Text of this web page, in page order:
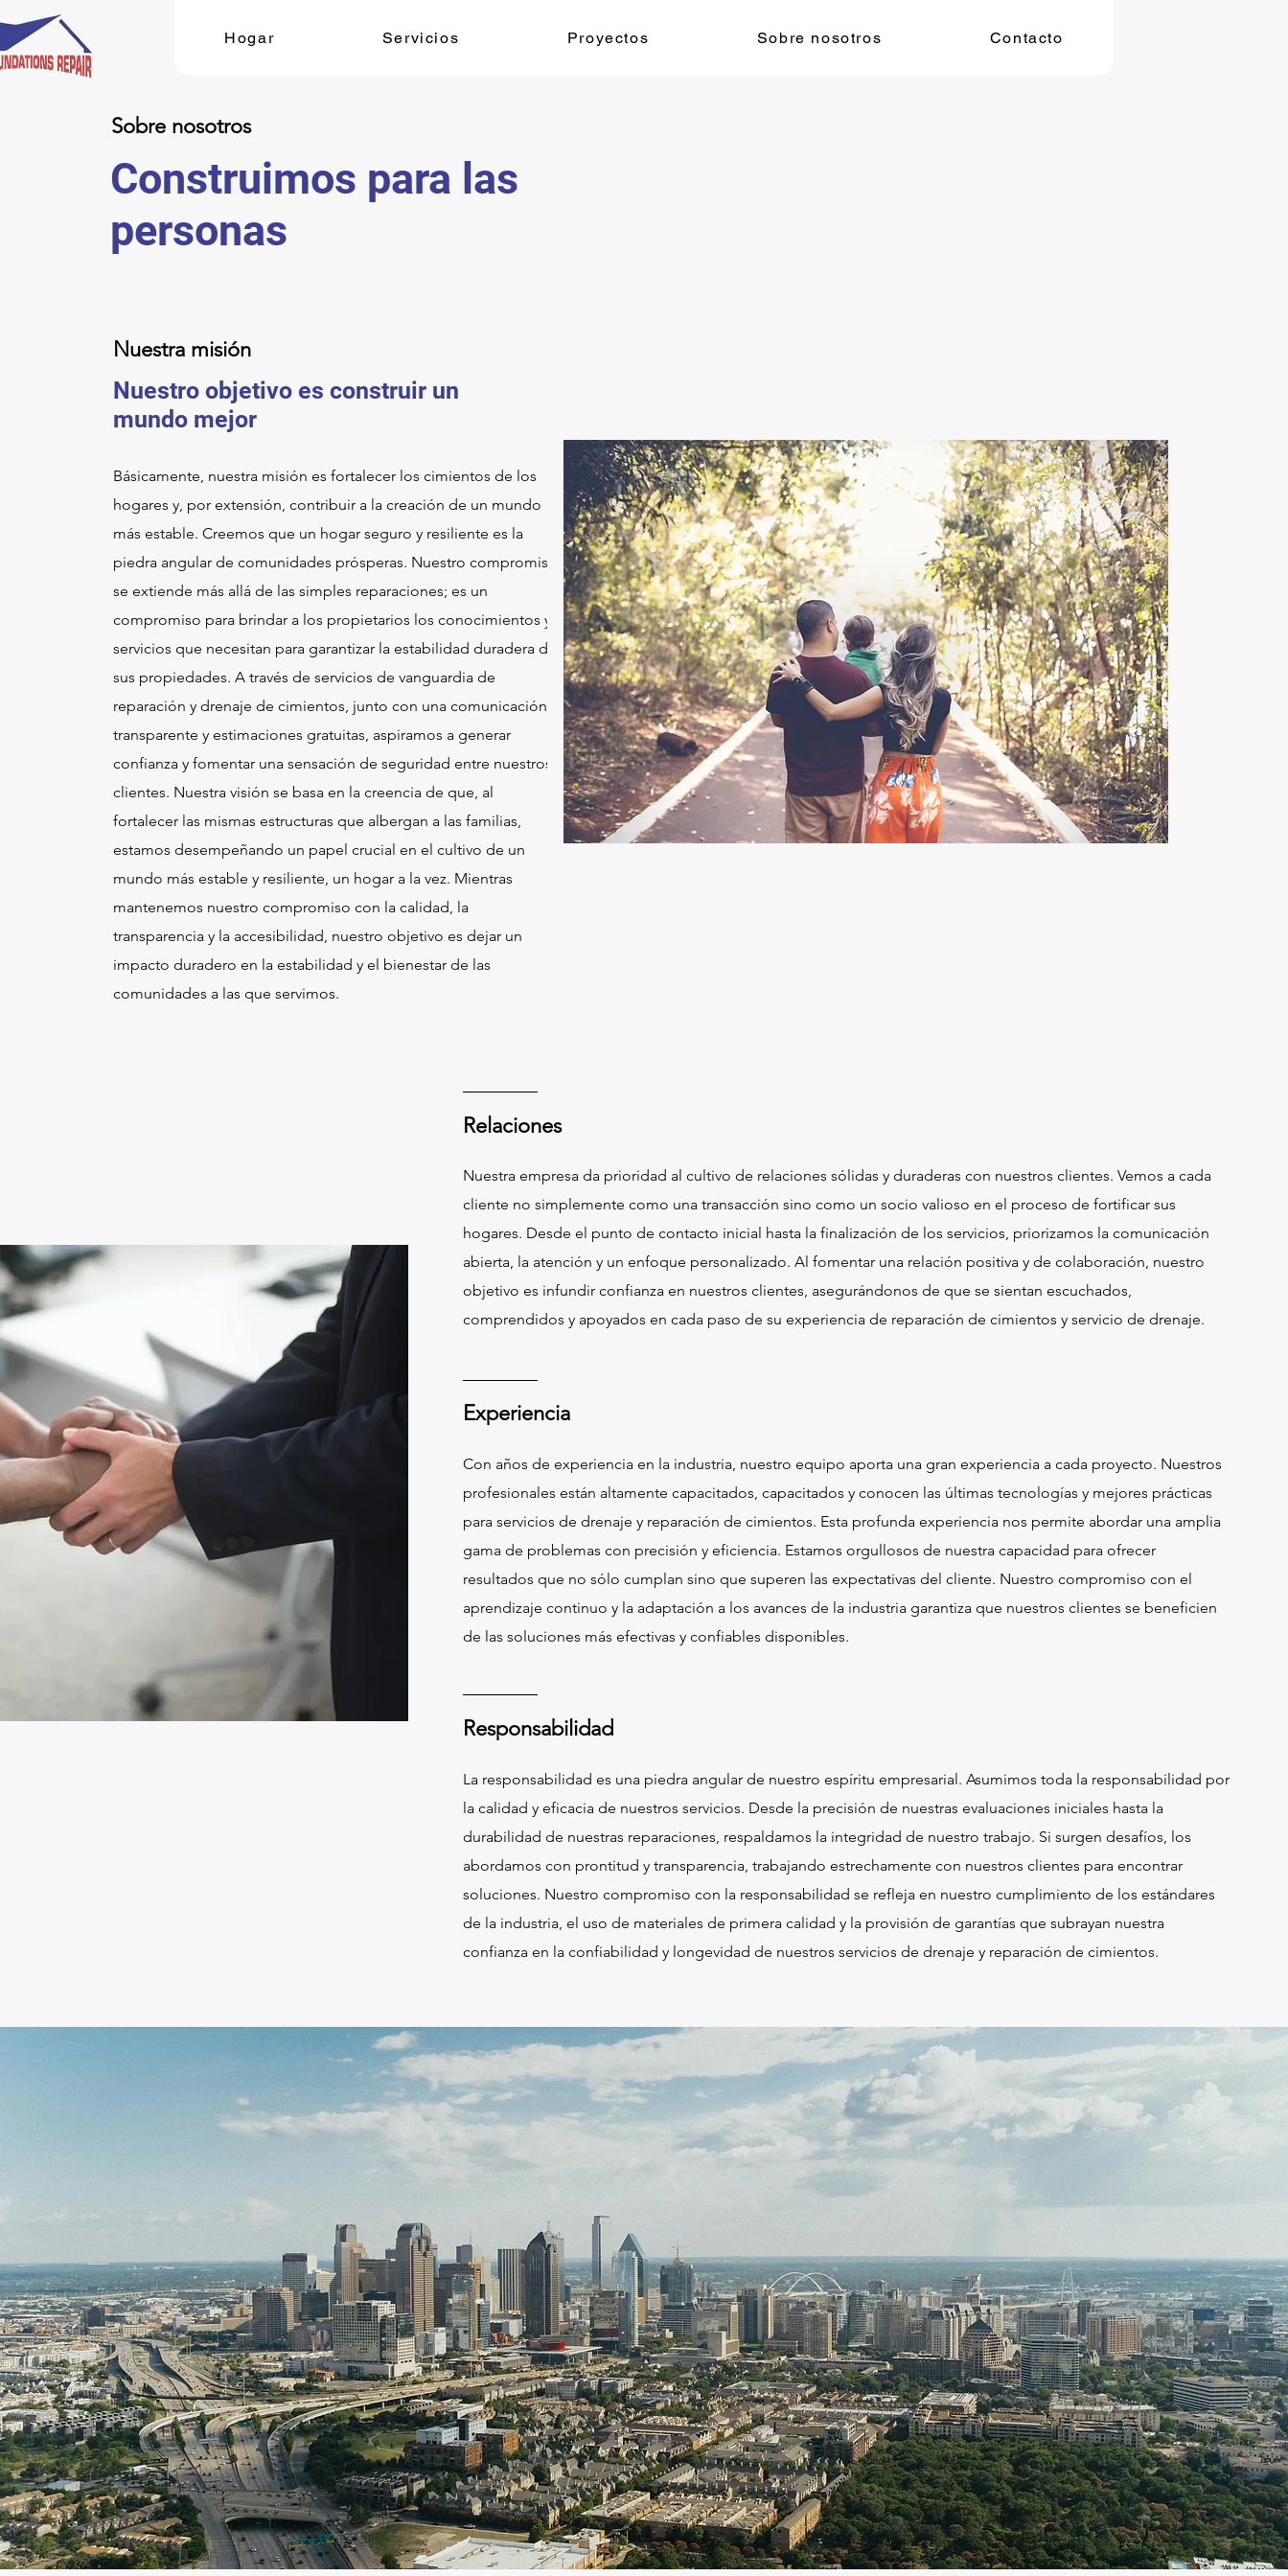
Hogar Servicios Proyectos Sobre nosotros Contacto
Sobre nosotros
Construimos para las
personas
Nuestra misión
Nuestro objetivo es construir un
mundo mejor
Básicamente, nuestra misión es fortalecer los cimientos de los
hogares y, por extensión, contribuir a la creación de un mundo
más estable. Creemos que un hogar seguro y resiliente es la
piedra angular de comunidades prósperas. Nuestro compromiso
se extiende más allá de las simples reparaciones; es un
compromiso para brindar a los propietarios los conocimientos y
servicios que necesitan para garantizar la estabilidad duradera de
sus propiedades. A través de servicios de vanguardia de
reparación y drenaje de cimientos, junto con una comunicación
transparente y estimaciones gratuitas, aspiramos a generar
confianza y fomentar una sensación de seguridad entre nuestros
clientes. Nuestra visión se basa en la creencia de que, al
fortalecer las mismas estructuras que albergan a las familias,
estamos desempeñando un papel crucial en el cultivo de un
mundo más estable y resiliente, un hogar a la vez. Mientras
mantenemos nuestro compromiso con la calidad, la
transparencia y la accesibilidad, nuestro objetivo es dejar un
impacto duradero en la estabilidad y el bienestar de las
comunidades a las que servimos.
Relaciones
Nuestra empresa da prioridad al cultivo de relaciones sólidas y duraderas con nuestros clientes. Vemos a cada
cliente no simplemente como una transacción sino como un socio valioso en el proceso de fortificar sus
hogares. Desde el punto de contacto inicial hasta la finalización de los servicios, priorizamos la comunicación
abierta, la atención y un enfoque personalizado. Al fomentar una relación positiva y de colaboración, nuestro
objetivo es infundir confianza en nuestros clientes, asegurándonos de que se sientan escuchados,
comprendidos y apoyados en cada paso de su experiencia de reparación de cimientos y servicio de drenaje.
Experiencia
Con años de experiencia en la industria, nuestro equipo aporta una gran experiencia a cada proyecto. Nuestros
profesionales están altamente capacitados, capacitados y conocen las últimas tecnologías y mejores prácticas
para servicios de drenaje y reparación de cimientos. Esta profunda experiencia nos permite abordar una amplia
gama de problemas con precisión y eficiencia. Estamos orgullosos de nuestra capacidad para ofrecer
resultados que no sólo cumplan sino que superen las expectativas del cliente. Nuestro compromiso con el
aprendizaje continuo y la adaptación a los avances de la industria garantiza que nuestros clientes se beneficien
de las soluciones más efectivas y confiables disponibles.
Responsabilidad
La responsabilidad es una piedra angular de nuestro espíritu empresarial. Asumimos toda la responsabilidad por
la calidad y eficacia de nuestros servicios. Desde la precisión de nuestras evaluaciones iniciales hasta la
durabilidad de nuestras reparaciones, respaldamos la integridad de nuestro trabajo. Si surgen desafíos, los
abordamos con prontitud y transparencia, trabajando estrechamente con nuestros clientes para encontrar
soluciones. Nuestro compromiso con la responsabilidad se refleja en nuestro cumplimiento de los estándares
de la industria, el uso de materiales de primera calidad y la provisión de garantías que subrayan nuestra
confianza en la confiabilidad y longevidad de nuestros servicios de drenaje y reparación de cimientos.